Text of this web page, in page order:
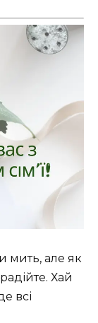
мить, але як
Хай
всі